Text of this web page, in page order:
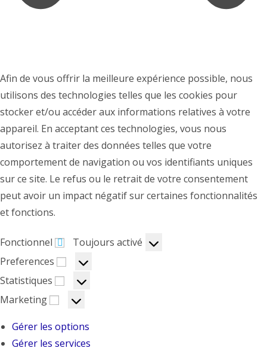
Afin de vous offrir la meilleure expérience possible, nous
utilisons des technologies telles que les cookies pour
stocker et/ou accéder aux informations relatives à votre
appareil. En acceptant ces technologies, vous nous
autorisez à traiter des données telles que votre
comportement de navigation ou vos identifiants uniques
sur ce site. Le refus ou le retrait de votre consentement
peut avoir un impact négatif sur certaines fonctionnalités
et fonctions.
Fonctionnel
Toujours activé
Preferences
Statistiques
Marketing
Gérer les options
Gérer les services